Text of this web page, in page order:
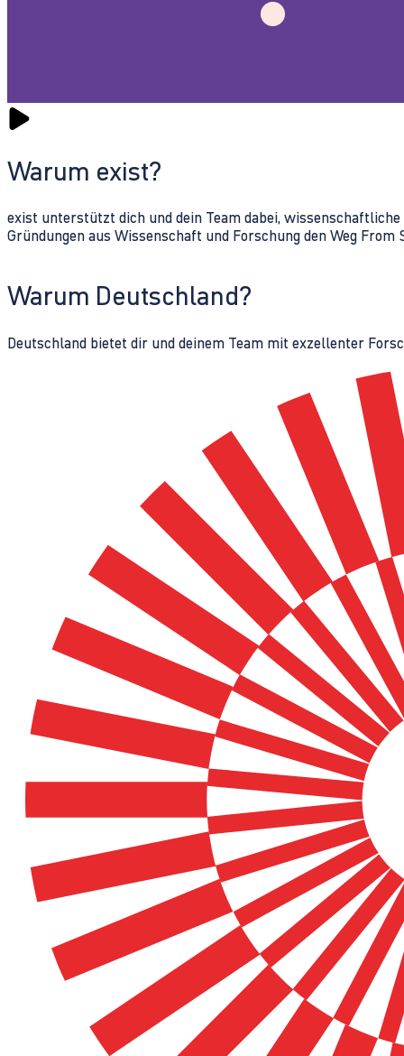
Warum exist?
exist unterstützt dich und dein Team dabei,
Gründungen aus Wissenschaft und Forschung den Weg From
Warum Deutschland?
Deutschland bietet dir und deinem Team mit exzellenter